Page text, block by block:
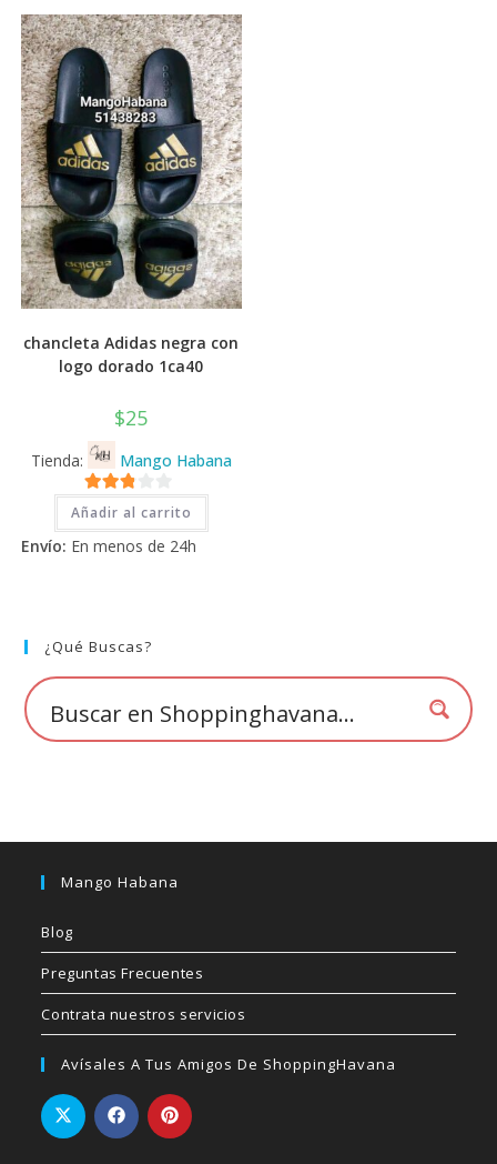
pueden
elegir
en
la
página
de
producto
chancleta Adidas negra con
logo dorado 1ca40
$25
Tienda: Mango Habana
2.71
de 5
Añadir al carrito
Envío: En menos de 24h
¿Qué Buscas?
Mango Habana
Blog
Preguntas Frecuentes
Contrata nuestros servicios
Avísales A Tus Amigos De ShoppingHavana